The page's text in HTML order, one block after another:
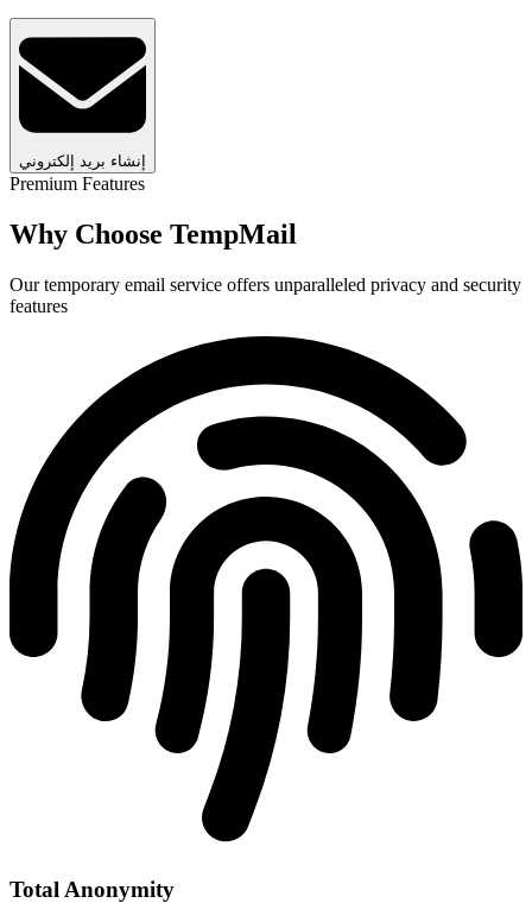
إنشاء بريد إلكتروني
Premium Features
Why Choose TempMail
Our temporary email service offers unparalleled privacy and security
features
Total Anonymity